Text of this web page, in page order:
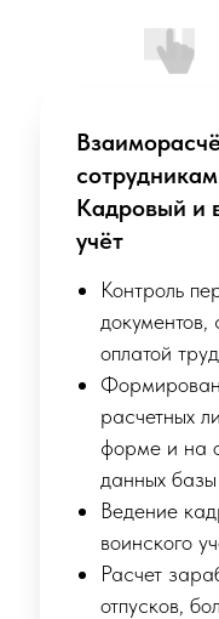
Кадровый и
учёт
Контроль
документов,
оплатой
расчетных
форме и на
данных
Ведение
воинского
Расчет
отпусков,